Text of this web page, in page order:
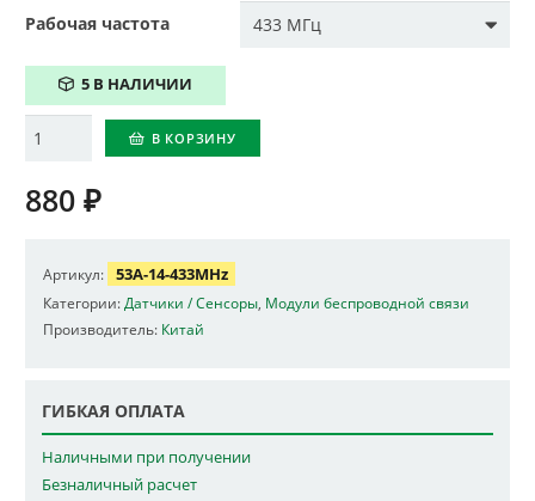
Рабочая частота
5 В НАЛИЧИИ
Количество В КОРЗИНУ
880 ₽
Артикул: 53A-14-433MHz
Категории: Датчики / Сенсоры Модули беспроводной связи
Производитель: Китай
ГИБКАЯ ОПЛАТА
Наличными при получении
Безналичный расчет